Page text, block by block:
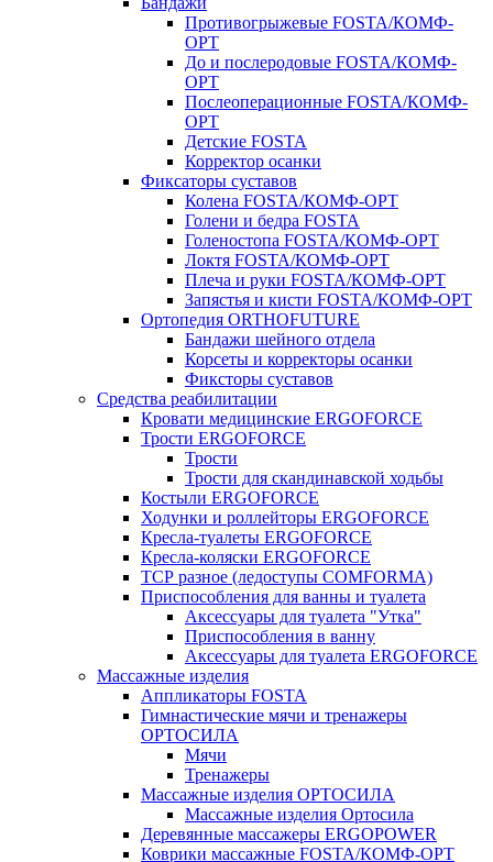
Противогрыжевые FOSTA/КОМФ-
ОРТ
До и послеродовые FOSTA/КОМФ-
ОРТ
Послеоперационные FOSTA/КОМФ-
ОРТ
Детские FOSTA
Корректор осанки
Фиксаторы суставов
Колена FOSTA/КОМФ-ОРТ
Голени и бедра FOSTA
Голеностопа FOSTA/КОМФ-ОРТ
Локтя FOSTA/КОМФ-ОРТ
Плеча и руки FOSTA/КОМФ-ОРТ
Запястья и кисти FOSTA/КОМФ-ОРТ
Ортопедия ORTHOFUTURE
Бандажи шейного отдела
Корсеты и корректоры осанки
Фиксторы суставов
Средства реабилитации
Кровати медицинские ERGOFORCE
Трости ERGOFORCE
Трости
Трости для скандинавской ходьбы
Костыли ERGOFORCE
Ходунки и роллейторы ERGOFORCE
Кресла-туалеты ERGOFORCE
Кресла-коляски ERGOFORCE
ТСР разное (ледоступы COMFORMA)
Приспособления для ванны и туалета
Аксессуары для туалета "Утка"
Приспособления в ванну
Аксессуары для туалета ERGOFORCE
Массажные изделия
Аппликаторы FOSTA
Гимнастические мячи и тренажеры
ОРТОСИЛА
Мячи
Тренажеры
Массажные изделия ОРТОСИЛА
Массажные изделия Ортосила
Деревянные массажеры ERGOPOWER
Коврики массажные FOSTA/КОМФ-ОРТ